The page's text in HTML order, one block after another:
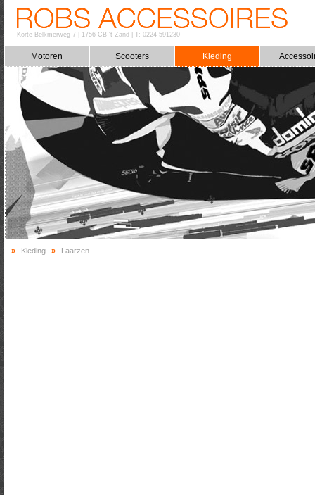
Korte Belkmerweg 7| 1756 CB 't Zand T: 0224 591230
Motoren Scooters Kleding
» Kleding » Laarzen